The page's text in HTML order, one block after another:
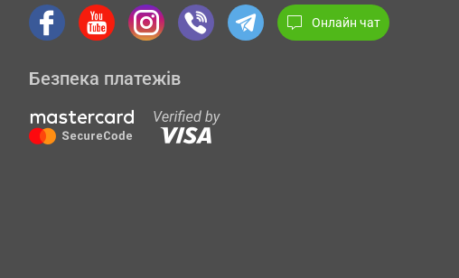
Онлайн чат
Безпека платежів